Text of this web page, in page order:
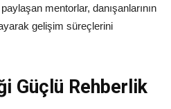
mentorlar, danışanlarının
gelişim süreçlerini
Güçlü Rehberlik